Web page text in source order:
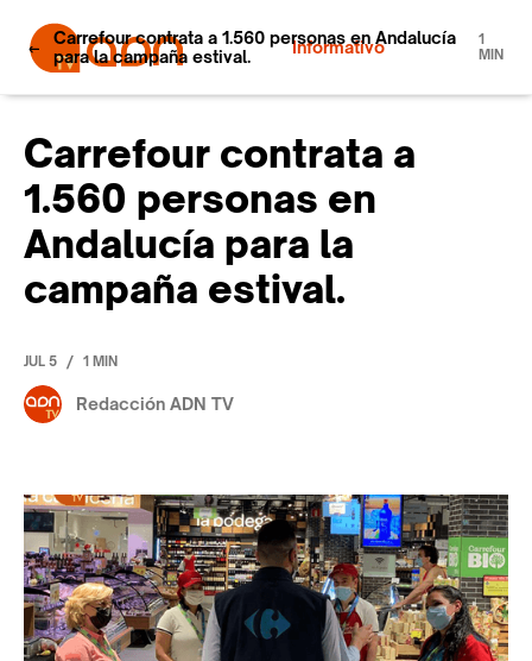
Informativo
Carrefour contrata a 1.560 personas en Andalucía
para la campaña estival.
1
MIN
Carrefour contrata a
1.560 personas en
Andalucía para la
campaña estival.
JUL 5 / 1 MIN
Redacción ADN TV